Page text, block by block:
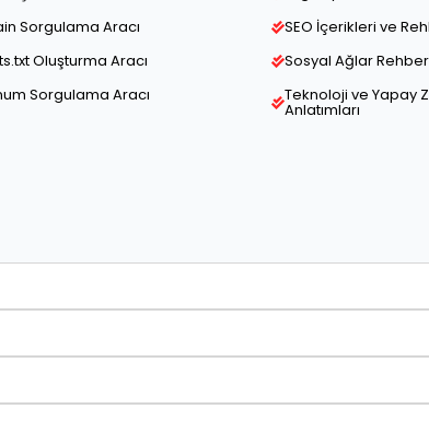
Sorgulama Aracı
Oluşturma Aracı
Sorgulama Aracı
SEO İçerikleri ve
Sosyal Ağlar
Teknoloji ve Yapay
Anlatımları